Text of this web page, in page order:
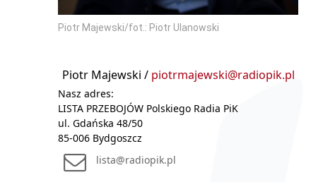
Piotr Majewski/fot.: Piotr Ulanowski
Piotr Majewski / piotrmajewski@radiopik.pl
Nasz adres:
LISTA PRZEBOJÓW Polskiego Radia PiK
ul. Gdańska 48/50
85-006 Bydgoszcz
lista@radiopik.pl